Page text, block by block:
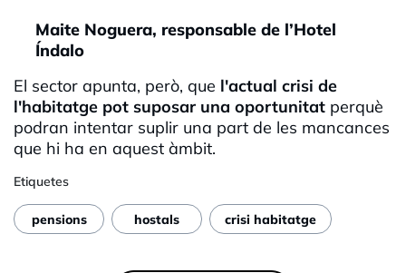
Maite Noguera, responsable de l’Hotel
Índalo
El sector apunta, però, que l'actual crisi de
l'habitatge pot suposar una oportunitat perquè
podran intentar suplir una part de les mancances
que hi ha en aquest àmbit.
Etiquetes
pensions hostals crisi habitatge